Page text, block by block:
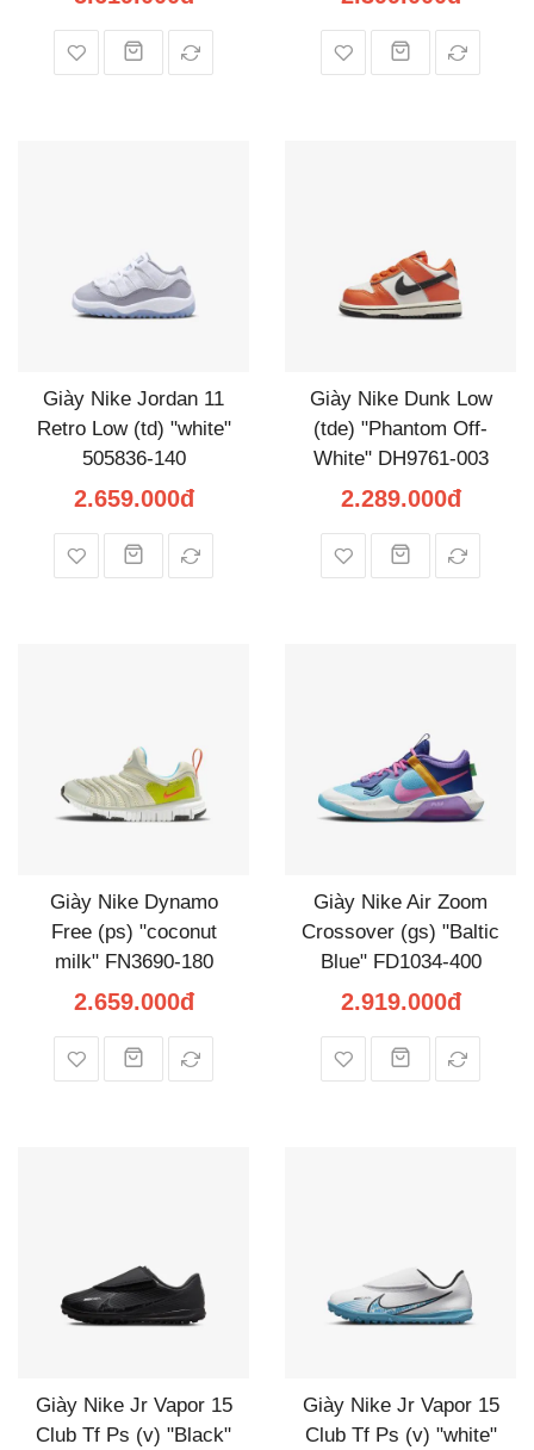
Giày Nike Jordan 11
Retro Low (td) "white"
505836-140
2.659.000đ
Giày Nike Dunk Low
(tde) "Phantom Off-
White" DH9761-003
2.289.000đ
Giày Nike Dynamo
Free (ps) "coconut
milk" FN3690-180
2.659.000đ
Giày Nike Air Zoom
Crossover (gs) "Baltic
Blue" FD1034-400
2.919.000đ
Giày Nike Jr Vapor 15
Club Tf Ps (v) "Black"
Giày Nike Jr Vapor 15
Club Tf Ps (v) "white"